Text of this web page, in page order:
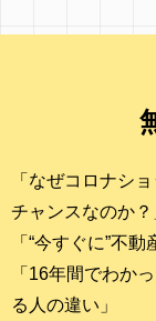
「なぜコロナシ
チャンスなのか？
「“今すぐに”不
「16年間でわか
る人の違い」